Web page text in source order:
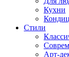
Кухни
Стили
Арт-